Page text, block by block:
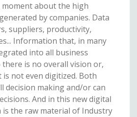
moment about the high
by companies. Data
suppliers, productivity,
Information that, in many
into all business
is no overall vision or,
is not even digitized. Both
decision making and/or can
And in this new digital
is the raw material of Industry